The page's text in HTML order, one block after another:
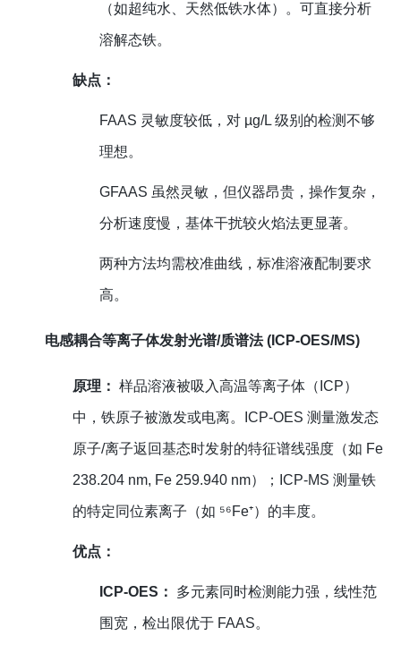
（如超纯水、天然低铁水体）。可直接分析
溶解态铁。
缺点：
FAAS 灵敏度较低，对 µg/L 级别的检测不够
理想。
GFAAS 虽然灵敏，但仪器昂贵，操作复杂，
分析速度慢，基体干扰较火焰法更显著。
两种方法均需校准曲线，标准溶液配制要求
高。
电感耦合等离子体发射光谱/质谱法 (ICP-OES/MS)
原理： 样品溶液被吸入高温等离子体（ICP）
中，铁原子被激发或电离。ICP-OES 测量激发态
原子/离子返回基态时发射的特征谱线强度（如 Fe
238.204 nm, Fe 259.940 nm）；ICP-MS 测量铁
的特定同位素离子（如 ⁵⁶Fe⁺）的丰度。
优点：
ICP-OES： 多元素同时检测能力强，线性范
围宽，检出限优于 FAAS。